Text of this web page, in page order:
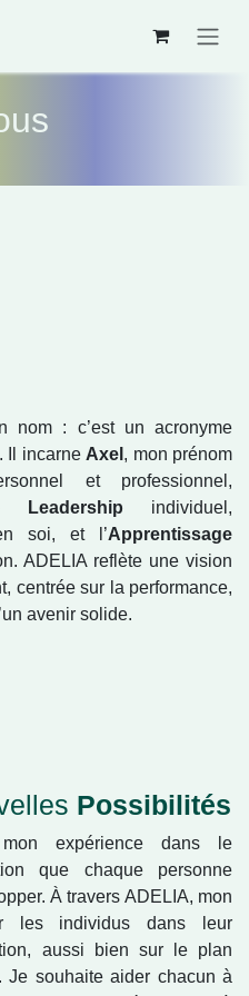
nom : c’est un acronyme
Il incarneAxel, mon
personnel et
continue, le
Leadership
durable en soi, et
de progression.
vision globale de
sur la performance,
expérience dans le
que chaque personne
À travers ADELIA,
les individus dans leur